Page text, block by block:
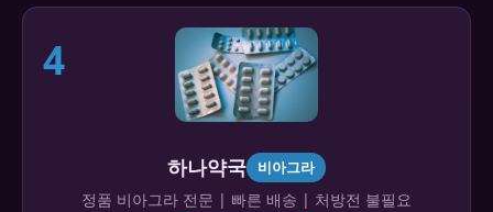
4
하나약국 비아그라
정품 비아그라 전문 | 빠른 배송 | 처방전 불필요